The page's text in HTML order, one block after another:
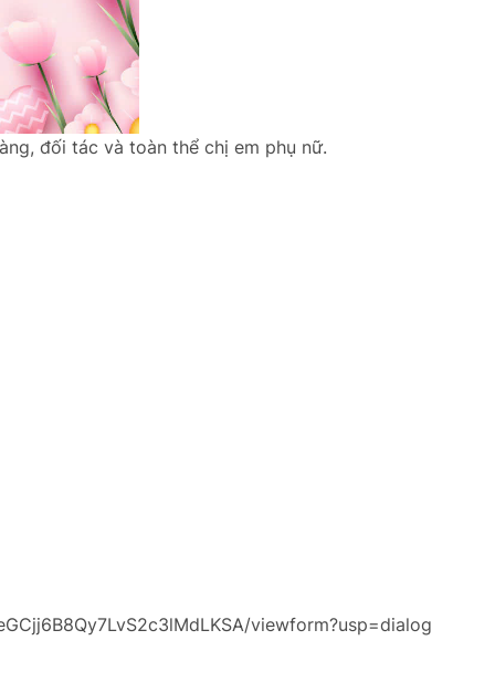
đối tác và toàn thể chị em phụ nữ.
viewform?usp=dialog